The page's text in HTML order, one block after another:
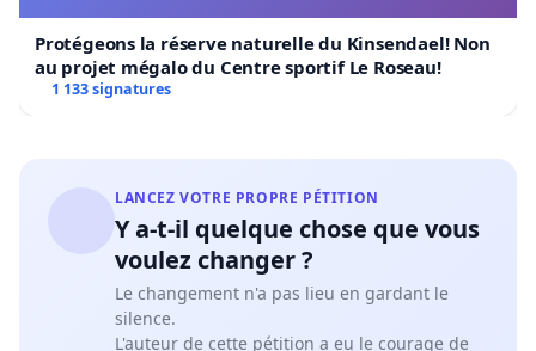
régionaux. Conséquemment, nous demandons que
la MRC de Matawinie entreprenne auprès
du Gouvernement la révision immédiate du Plan
les bassins versants et dans les milieux de vie des
lacs habités et dans les parcs régionaux, de
manière à atteindre son objectif de protéger 30 %
de son territoire.
Protégeons la réserve naturelle du Kinsendael! Non
au projet mégalo du Centre sportif Le Roseau!
1 133 signatures
LANCEZ VOTRE PROPRE PÉTITION
Y a-t-il quelque chose que vous
voulez changer ?
Le changement n'a pas lieu en gardant le
silence.
L'auteur de cette pétition a eu le courage de